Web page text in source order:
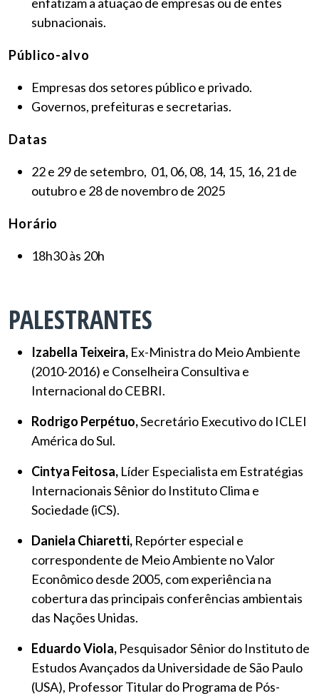
enfatizam a atuação de empresas ou de entes
subnacionais.
Público-alvo
Empresas dos setores público e privado.
Governos, prefeituras e secretarias.
Datas
22 e 29 de setembro, 01, 06, 08, 14, 15, 16, 21 de
outubro e 28 de novembro de 2025
Horário
18h30 às 20h
PALESTRANTES
Izabella Teixeira, Ex-Ministra do Meio Ambiente
(2010-2016) e Conselheira Consultiva e
Internacional do CEBRI.
Rodrigo Perpétuo,Secretário Executivo do ICLEI
América do Sul.
Cintya Feitosa, Líder Especialista em Estratégias
Internacionais Sênior do Instituto Clima e
Sociedade (iCS).
Daniela Chiaretti, Repórter especial e
correspondente de Meio Ambiente no Valor
Econômico desde 2005, com experiência na
cobertura das principais conferências ambientais
das Nações Unidas.
Eduardo Viola, Pesquisador Sênior do Instituto de
Estudos Avançados da Universidade de São Paulo
(USA), Professor Titular do Programa de Pós-